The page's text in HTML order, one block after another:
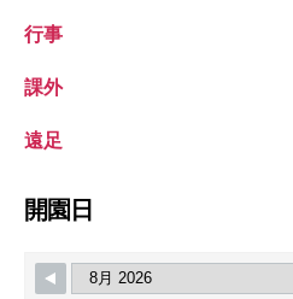
行事
課外
遠足
開園日